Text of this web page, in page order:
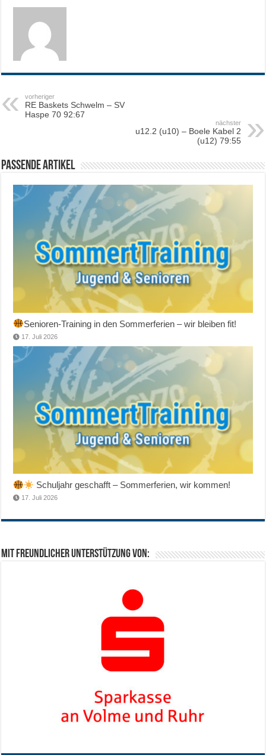
vorheriger
RE Baskets Schwelm – SV
Haspe 70 92:67
nächster
u12.2 (u10) – Boele Kabel 2
(u12) 79:55
Passende Artikel
Senioren-Training in den Sommerferien – wir bleiben fit!
17. Juli 2026
Schuljahr geschafft – Sommerferien, wir kommen!
17. Juli 2026
Mit freundlicher Unterstützung von: